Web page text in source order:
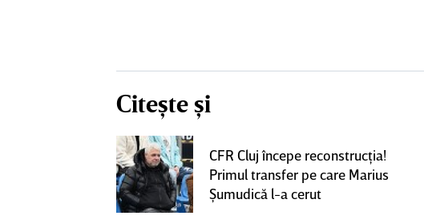
Citește și
CFR Cluj începe reconstrucţia!
Primul transfer pe care Marius
Şumudică l-a cerut